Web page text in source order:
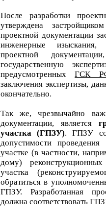
После разработки
утверждена
проектной документации
инженерные
проектной
государственную
предусмотренныхГСК
заключения экспертизы,
окончательно.
Так же, чрезвычайно
документации, является
участка (ГПЗУ). ГПЗУ
допустимости
участке (в частности,
дому)
участка
обратиться в
ГПЗУ. Разработанная
должна соответствовать